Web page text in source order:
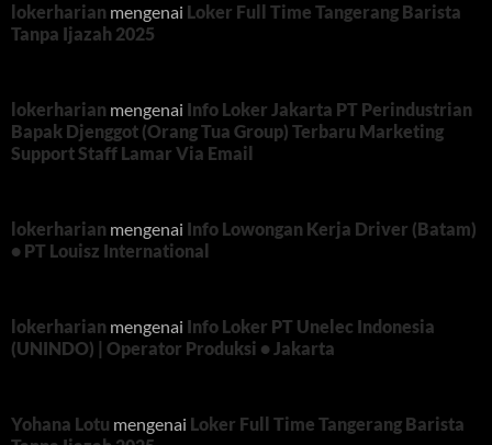
lokerharian mengenai Loker Full Time Tangerang Barista
Tanpa Ijazah 2025
lokerharian mengenai Info Loker Jakarta PT Perindustrian
Bapak Djenggot (Orang Tua Group) Terbaru Marketing
Support Staff Lamar Via Email
lokerharian mengenai Info Lowongan Kerja Driver (Batam)
• PT Louisz International
lokerharian mengenai Info Loker PT Unelec Indonesia
(UNINDO) | Operator Produksi • Jakarta
Yohana Lotu mengenai Loker Full Time Tangerang Barista